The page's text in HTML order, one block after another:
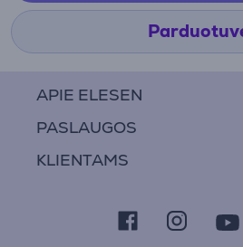
APIE ELESEN
PASLAUGOS
KLIENTAMS